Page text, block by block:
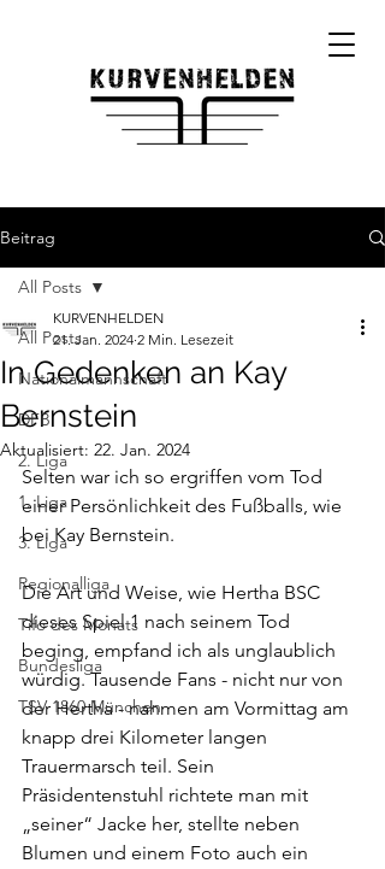
Beitrag
All Posts
Nationalmannschaft
DFB
2. Liga
1. Liga
3. Liga
Regionalliga
Tifo des Monats
Bundesliga
TSV 1860 München
All Posts
In Gedenken an Kay
Bernstein
KURVENHELDEN
21. Jan. 2024 2 Min. Lesezeit
Aktualisiert: 22. Jan. 2024
Selten war ich so ergriffen vom Tod
einer Persönlichkeit des Fußballs, wie
bei Kay Bernstein.
Die Art und Weise, wie Hertha BSC
dieses Spiel 1 nach seinem Tod
beging, empfand ich als unglaublich
würdig. Tausende Fans - nicht nur von
der Hertha - nahmen am Vormittag am
knapp drei Kilometer langen
Trauermarsch teil. Sein
Präsidentenstuhl richtete man mit
„seiner“ Jacke her, stellte neben
Blumen und einem Foto auch ein